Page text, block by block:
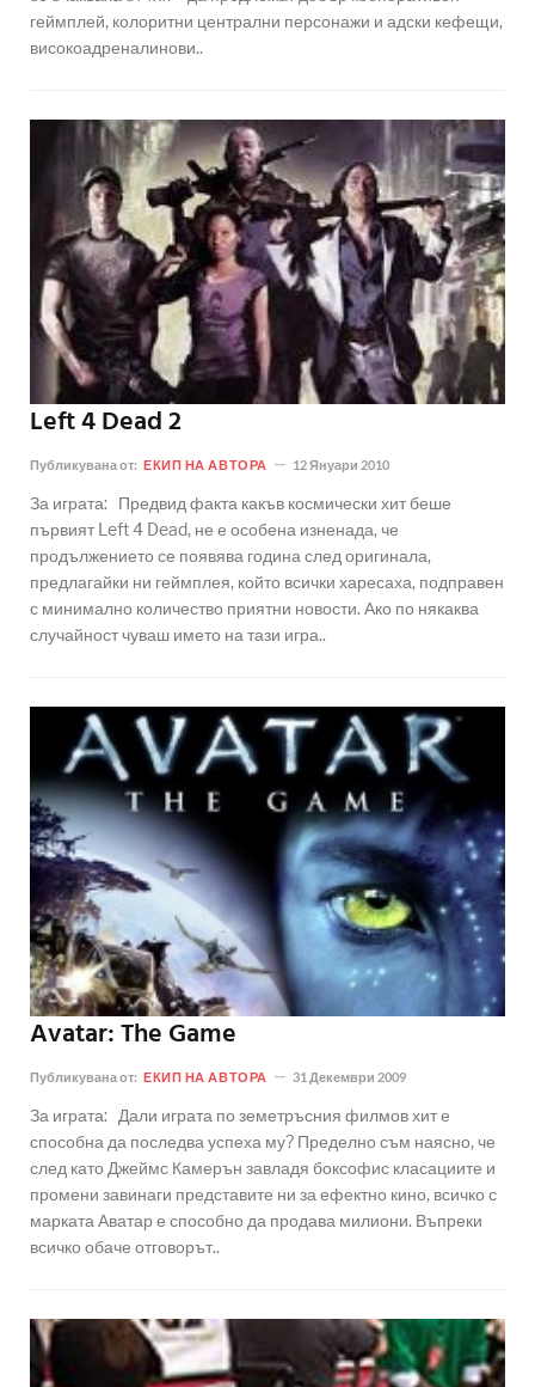
геймплей, колоритни централни персонажи и адски кефещи,
високоадреналинови..
Left 4 Dead 2
Публикувана от: ЕКИП НА АВТОРА 12 Януари 2010
За играта: Предвид факта какъв космически хит беше
първият Left 4 Dead, не е особена изненада, че
продължението се появява година след оригинала,
предлагайки ни геймплея, който всички харесаха, подправен
с минимално количество приятни новости. Ако по някаква
случайност чуваш името на тази игра..
Avatar: The Game
Публикувана от: ЕКИП НА АВТОРА 31 Декември 2009
За играта: Дали играта по земетръсния филмов хит е
способна да последва успеха му? Пределно съм наясно, че
след като Джеймс Камерън завладя боксофис класациите и
промени завинаги представите ни за ефектно кино, всичко с
марката Аватар е способно да продава милиони. Въпреки
всичко обаче отговорът..